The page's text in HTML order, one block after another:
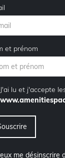
et prénom
J'ai lu et j'accepte
me